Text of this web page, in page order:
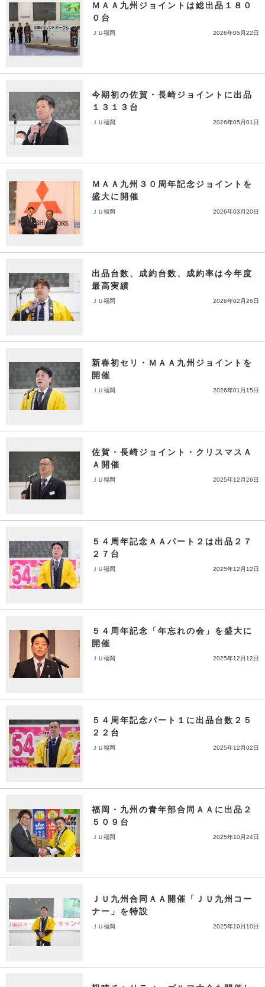
ＭＡＡ九州ジョイントは総出品１８０
０台
ＪＵ福岡 2026年05月22日
今期初の佐賀・長崎ジョイントに出品
１３１３台
ＪＵ福岡 2026年05月01日
ＭＡＡ九州３０周年記念ジョイントを
盛大に開催
ＪＵ福岡 2026年03月20日
出品台数、成約台数、成約率は今年度
最高実績
ＪＵ福岡 2026年02月26日
新春初セリ・ＭＡＡ九州ジョイントを
開催
ＪＵ福岡 2026年01月15日
佐賀・長崎ジョイント・クリスマスＡ
Ａ開催
ＪＵ福岡 2025年12月26日
５４周年記念ＡＡパート２は出品２７
２７台
ＪＵ福岡 2025年12月12日
５４周年記念「年忘れの会」を盛大に
開催
ＪＵ福岡 2025年12月12日
５４周年記念パート１に出品台数２５
２２台
ＪＵ福岡 2025年12月02日
福岡・九州の青年部合同ＡＡに出品２
５０９台
ＪＵ福岡 2025年10月24日
ＪＵ九州合同ＡＡ開催「ＪＵ九州コー
ナー」を特設
ＪＵ福岡 2025年10月10日